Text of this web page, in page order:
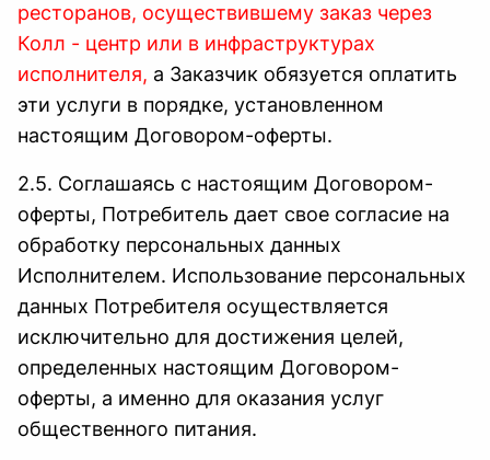
ресторанов, осуществившему заказ через
Колл - центр или в инфраструктурах
исполнителя, а Заказчик обязуется оплатить
эти услуги в порядке, установленном
настоящим Договором-оферты.
2.5. Соглашаясь с настоящим Договором-
оферты, Потребитель дает свое согласие на
обработку персональных данных
Исполнителем. Использование персональных
данных Потребителя осуществляется
исключительно для достижения целей,
определенных настоящим Договором-
оферты, а именно для оказания услуг
общественного питания.